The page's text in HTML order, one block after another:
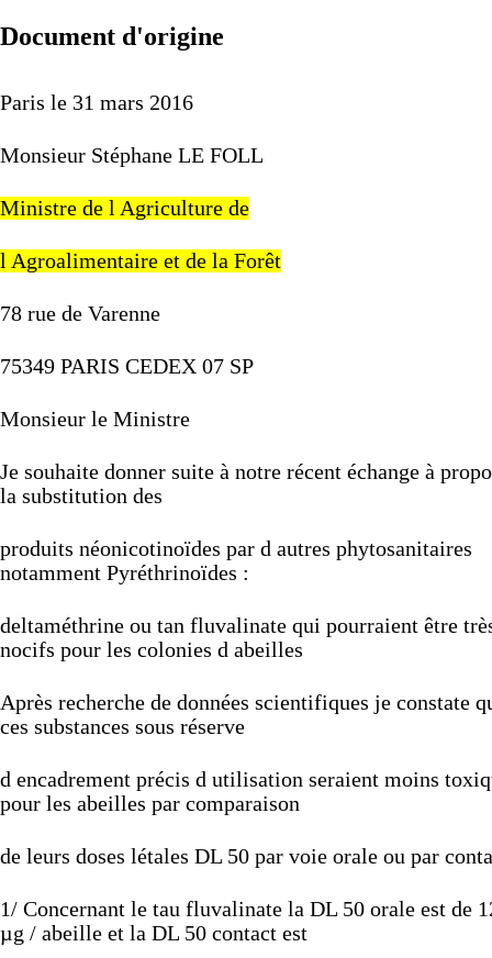
Document d'origine
Paris le 31 mars 2016
Monsieur Stéphane LE FOLL
Ministre de l Agriculture de
l Agroalimentaire et de la Forêt
78 rue de Varenne
75349 PARIS CEDEX 07 SP
Monsieur le Ministre
Je souhaite donner suite à notre récent échange à
la substitution des
produits néonicotinoïdes par d autres phytosanitaires
notamment Pyréthrinoïdes :
deltaméthrine ou tan fluvalinate qui pourraient être
nocifs pour les colonies d abeilles
Après recherche de données scientifiques je constate
ces substances sous réserve
d encadrement précis d utilisation seraient moins
pour les abeilles par comparaison
de leurs doses létales DL 50 par voie orale ou par
1/ Concernant le tau fluvalinate la DL 50 orale est de
µg / abeille et la DL 50 contact est